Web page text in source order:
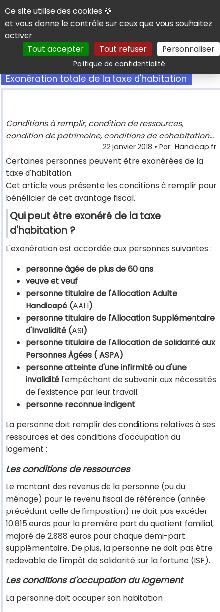
Panneau de gestion des cookies
Ce site utilise des cookies 🍪
et vous donne le contrôle sur ceux que vous souhaitez
activer
Tout accepter
Tout refuser Personnaliser
Politique de confidentialitéRechercher
Exonération totale de la taxe d'habitation
Conditions à remplir, condition de ressources,
condition de patrimoine, conditions de cohabitation...
22 janvier 2018 • Par Handicap.fr
Certaines personnes peuvent être exonérées de la
taxe d'habitation.
Cet article vous présente les conditions à remplir pour
bénéficier de cet avantage fiscal.
Qui peut être exonéré de la taxe
d'habitation ?
L'exonération est accordée aux personnes suivantes :
personne âgée de plus de 60 ans
veuve et veuf
personne titulaire de l'Allocation Adulte
Handicapé (AAH)
personne titulaire de l'Allocation Supplémentaire
d'Invalidité (ASI)
personne titulaire de l'Allocation de Solidarité aux
Personnes Âgées ( ASPA)
personne atteinte d'une infirmité ou d'une
invalidité l'empêchant de subvenir aux nécessités
de l'existence par leur travail.
personne reconnue indigent
La personne doit remplir des conditions relatives à ses
ressources et des conditions d'occupation du
logement :
Les conditions de ressources
Le montant des revenus de la personne (ou du
ménage) pour le revenu fiscal de référence (année
précédant celle de l'imposition) ne doit pas excéder
10.815 euros pour la première part du quotient familial,
majoré de 2.888 euros pour chaque demi-part
supplémentaire. De plus, la personne ne doit pas être
redevable de l'impôt de solidarité sur la fortune (ISF).
Les conditions d'occupation du logement
La personne doit occuper son habitation :